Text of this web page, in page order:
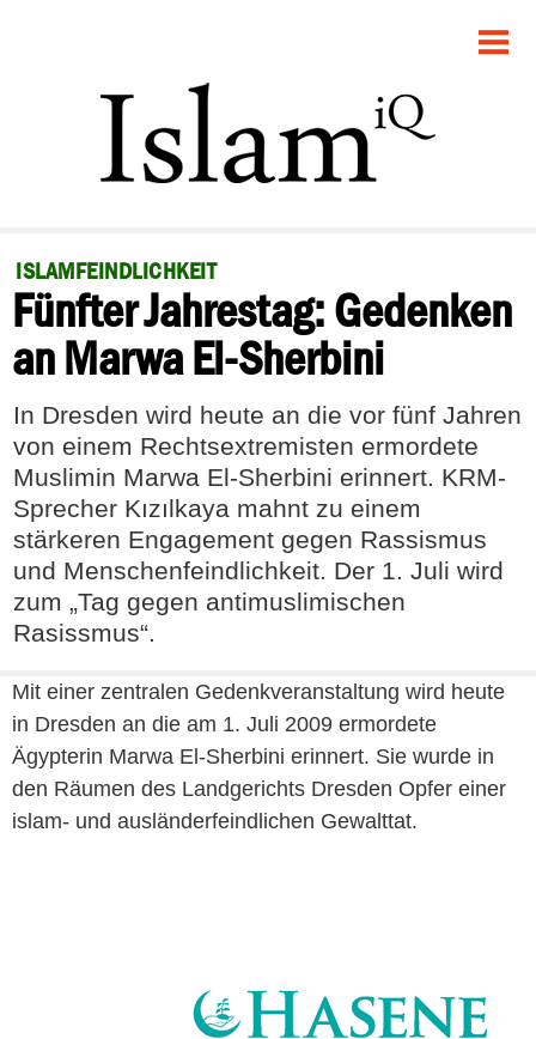
POLITIK
GESELLSCHAFT
RECHT
FEUILLETON
DEBATTE
ISLAMFEINDLICHKEIT
Fünfter Jahrestag: Gedenken
an Marwa El-Sherbini
In Dresden wird heute an die vor fünf Jahren
von einem Rechtsextremisten ermordete
Muslimin Marwa El-Sherbini erinnert. KRM-
Sprecher Kızılkaya mahnt zu einem
stärkeren Engagement gegen Rassismus
und Menschenfeindlichkeit. Der 1. Juli wird
zum „Tag gegen antimuslimischen
Rasissmus“.
Mit einer zentralen Gedenkveranstaltung wird heute
in Dresden an die am 1. Juli 2009 ermordete
Ägypterin Marwa El-Sherbini erinnert. Sie wurde in
den Räumen des Landgerichts Dresden Opfer einer
islam- und ausländerfeindlichen Gewalttat.